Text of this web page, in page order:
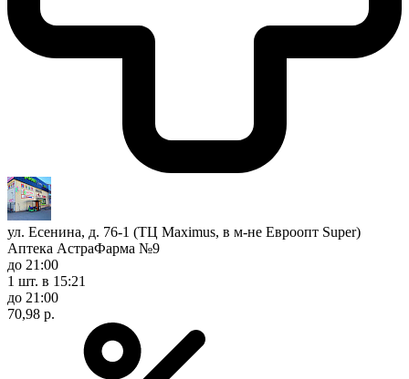
ул. Есенина, д. 76-1 (ТЦ Maximus, в м-не Евроопт Super)
Аптека АстраФарма №9
до 21:00
1 шт. в 15:21
до 21:00
70,98 р.